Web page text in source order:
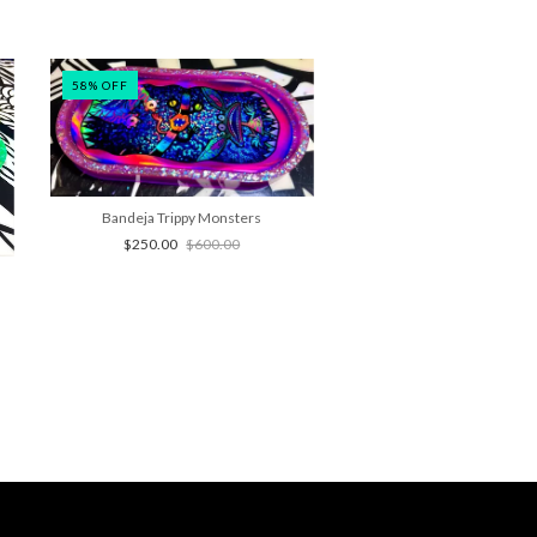
58% OFF
Bandeja Trippy Monsters
$250.00 $600.00